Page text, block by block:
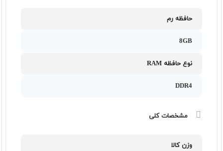
حافظه رم
8GB
نوع حافظه RAM
DDR4
مشخصات کلی
وزن کالا